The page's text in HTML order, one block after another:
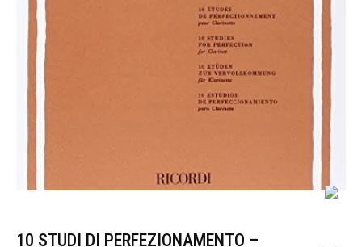
10 STUDI DI PERFEZIONAMENTO –